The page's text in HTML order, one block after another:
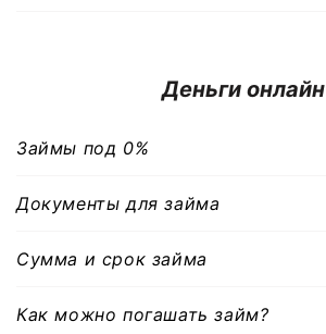
Деньги онлайн
Займы под 0%
Документы для займа
Сумма и срок займа
Как можно погашать займ?